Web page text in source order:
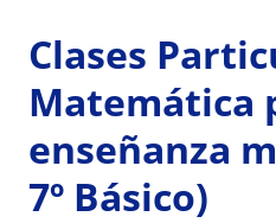
Clases
Matemática
enseñanza
7º Básico)